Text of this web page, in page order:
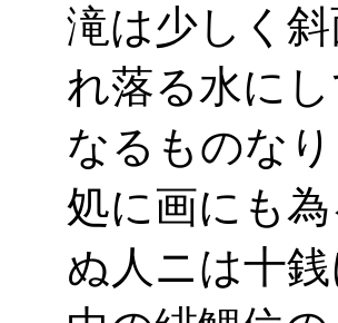
滝は少しく
れ落る水に
なるものな
処に画にも
ぬ人ニは十